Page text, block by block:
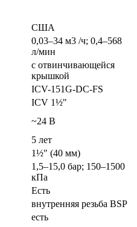
США
0,03–34 м3 /ч; 0,4–568
л/мин
с отвинчивающейся
крышкой
ICV-151G-DC-FS
ICV 1½"
~24 В
5 лет
1½" (40 мм)
1,5–15,0 бар; 150–1500
кПа
Есть
внутренняя резьба BSP
есть